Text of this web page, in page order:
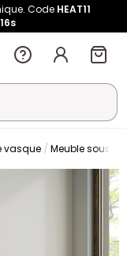
Code HEAT11
16s
vasque Meuble sous